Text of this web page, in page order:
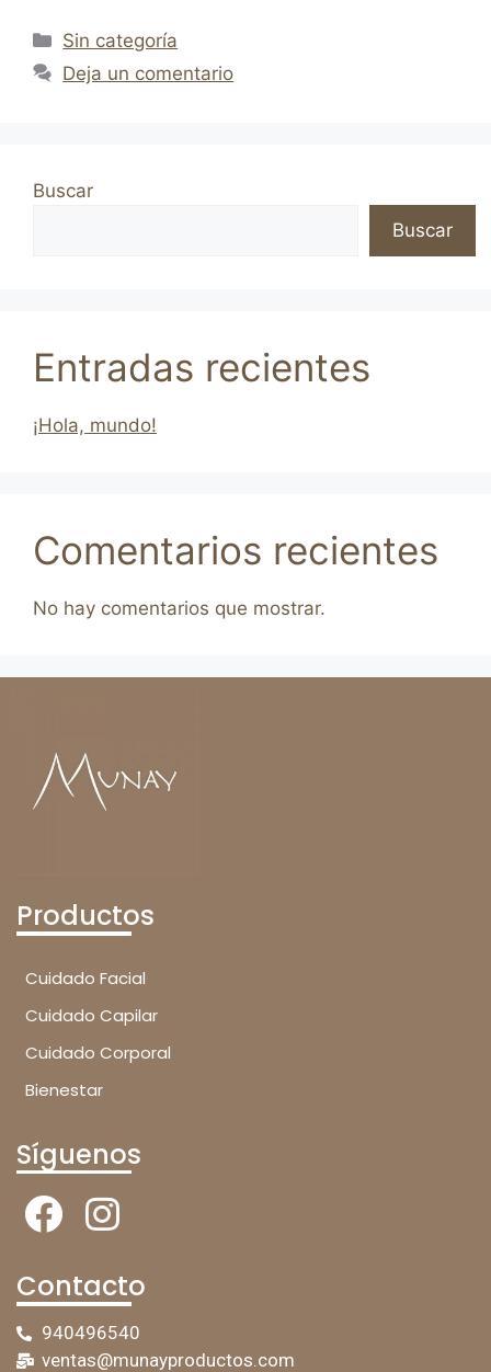
Sin categoría
Deja un comentario
Buscar
Buscar
Entradas recientes
¡Hola, mundo!
Comentarios recientes
No hay comentarios que mostrar.
Productos
Cuidado Facial
Cuidado Capilar
Cuidado Corporal
Bienestar
Síguenos
Contacto
940496540
ventas@munayproductos.com